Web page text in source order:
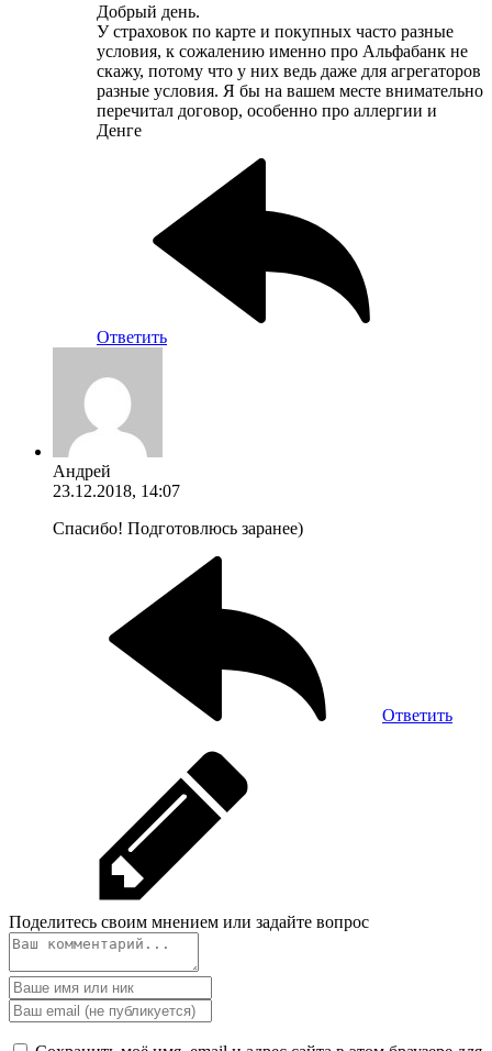
Добрый день.
У страховок по карте и покупных часто разные
условия, к сожалению именно про Альфабанк не
скажу, потому что у них ведь даже для агрегаторов
разные условия. Я бы на вашем месте внимательно
перечитал договор, особенно про аллергии и
Денге
Ответить
Андрей
23.12.2018, 14:07
Спасибо! Подготовлюсь заранее)
Ответить
Поделитесь своим мнением или задайте вопрос